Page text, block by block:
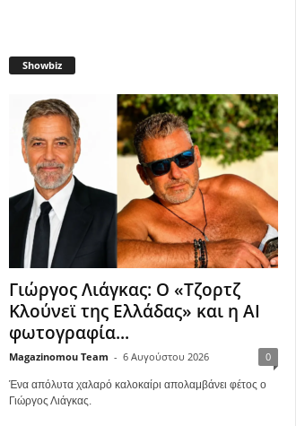
Showbiz
Γιώργος Λιάγκας: Ο «Τζορτζ
Κλούνεϊ της Ελλάδας» και η AI
φωτογραφία...
Magazinomou Team - 6 Αυγούστου 2026 0
Ένα απόλυτα χαλαρό καλοκαίρι απολαμβάνει φέτος ο
Γιώργος Λιάγκας.